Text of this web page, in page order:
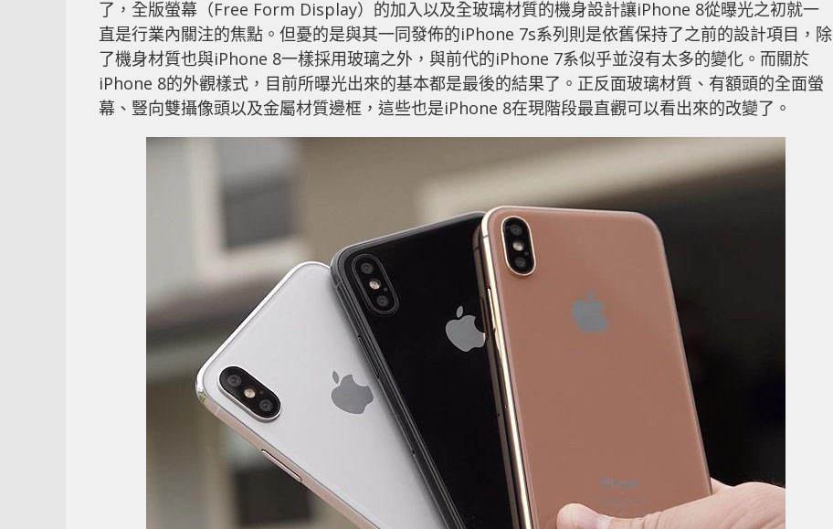
了，全版螢幕（Free Form Display）的加入以及全玻璃材質的機身設計讓iPhone 8從曝光之初就一
直是行業內關注的焦點。但憂的是與其一同發佈的iPhone 7s系列則是依舊保持了之前的設計項目，除
了機身材質也與iPhone 8一樣採用玻璃之外，與前代的iPhone 7系似乎並沒有太多的變化。而關於
iPhone 8的外觀樣式，目前所曝光出來的基本都是最後的結果了。正反面玻璃材質、有額頭的全面螢
幕、豎向雙攝像頭以及金屬材質邊框，這些也是iPhone 8在現階段最直觀可以看出來的改變了。